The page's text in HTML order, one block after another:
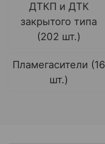
ДТКП и ДТК
закрытого типа
(202 шт.)
Пламегасители (16
шт.)